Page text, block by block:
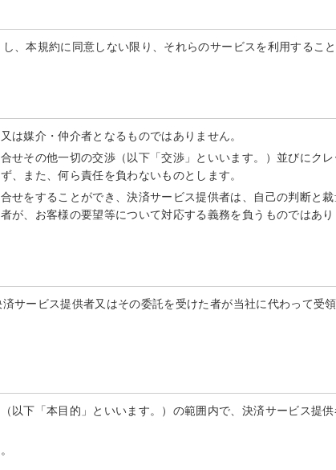
、本規約に同意しない限り、それらのサービスを利用すること
は媒介・仲介者となるものではありません。
せその他一切の交渉（以下「交渉」といいます。）並びにク
、また、何ら責任を負わないものとします。
せをすることができ、決済サービス提供者は、自己の判断と
、お客様の要望等について対応する義務を負うものではあり
サービス提供者又はその委託を受けた者が当社に代わって受
以下「本目的」といいます。）の範囲内で、決済サービス提